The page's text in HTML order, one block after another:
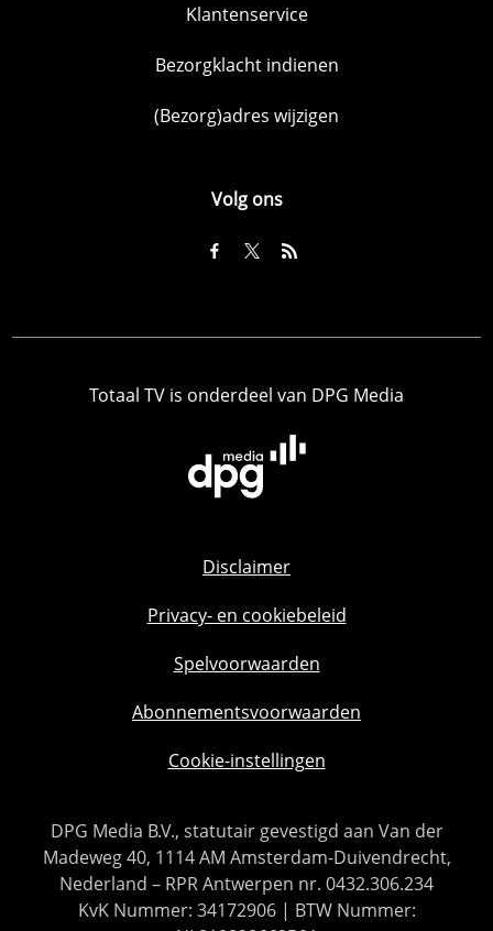
Klantenservice
Bezorgklacht indienen
(Bezorg)adres wijzigen
Volg ons
Totaal TV is onderdeel van DPG Media
Disclaimer
Privacy- en cookiebeleid
Spelvoorwaarden
Abonnementsvoorwaarden
Cookie-instellingen
DPG Media B.V., statutair gevestigd aan Van der
Madeweg 40, 1114 AM Amsterdam-Duivendrecht,
Nederland – RPR Antwerpen nr. 0432.306.234
KvK Nummer: 34172906 | BTW Nummer: